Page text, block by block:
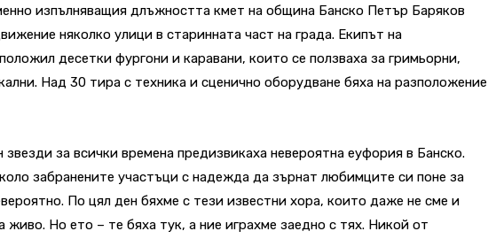
изпълняващия длъжността кмет на община Банско Петър Баряков
няколко улици в старинната част на града. Екипът на
десетки фургони и каравани, които се ползваха за гримьорни,
Над 30 тира с техника и сценично оборудване бяха на разположение
за всички времена предизвикаха невероятна еуфория в Банско.
забранените участъци с надежда да зърнат любимците си поне за
По цял ден бяхме с тези известни хора, които даже не сме и
живо. Но ето – те бяха тук, а ние играхме заедно с тях. Никой от